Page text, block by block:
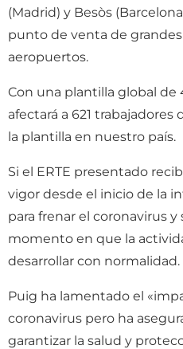
(Madrid) y Besòs
punto de venta de
aeropuertos.
Con una plantilla global de
afectará a 621 trabajadores
la plantilla en nuestro país.
Si el ERTE presentado
vigor desde el inicio de la
para frenar el coronavirus
momento en que la
desarrollar con normalidad.
Puig ha lamentado el
coronavirus pero ha
garantizar la salud y